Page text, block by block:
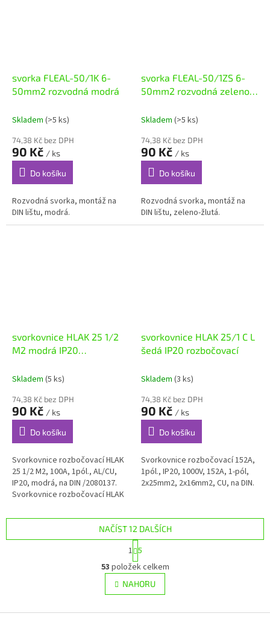
svorka FLEAL-50/1K 6-
50mm2 rozvodná modrá
Skladem (>5 ks)
74,38 Kč bez DPH
90 Kč / ks
Do košíku
Rozvodná svorka, montáž na
DIN lištu, modrá.
svorka FLEAL-50/1ZS 6-
50mm2 rozvodná zeleno-
Skladem (>5 ks)
74,38 Kč bez DPH
90 Kč / ks
Do košíku
Rozvodná svorka, montáž na
DIN lištu, zeleno-žlutá.
svorkovnice HLAK 25 1/2
M2 modrá IP20
Skladem (5 ks)
74,38 Kč bez DPH
90 Kč / ks
Do košíku
Svorkovnice rozbočovací HLAK
25 1/2 M2, 100A, 1pól., AL/CU,
IP20, modrá, na DIN /2080137.
Svorkovnice rozbočovací HLAK
IP20, modrá, na DIN...
svorkovnice HLAK 25/1 C L
šedá IP20 rozbočovací
Skladem (3 ks)
74,38 Kč bez DPH
90 Kč / ks
Do košíku
Svorkovnice rozbočovací 152A,
1pól., IP20, 1000V, 152A, 1-pól,
2x25mm2, 2x16mm2, CU, na DIN.
O
v
l
á
NAČÍST 12 DALŠÍCH
t
r
á
n
k
v
1 5
53 položek celkem
NAHORU